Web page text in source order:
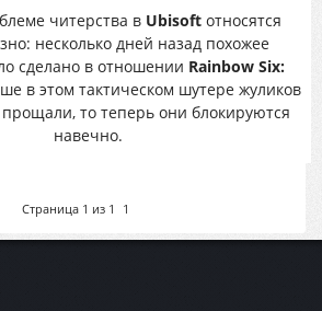
читерства в Ubisoftотносятся
несколько дней назад похожее
сделано в отношении Rainbow Six:
в этом тактическом шутере жуликов
то теперь они блокируются
навечно.
Страница 1 из 1 1